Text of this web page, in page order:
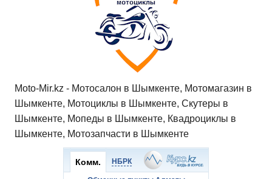
Moto-Mir.kz - Мотосалон в Шымкенте, Мотомагазин в
Шымкенте, Мотоциклы в Шымкенте, Скутеры в
Шымкенте, Мопеды в Шымкенте, Квадроциклы в
Шымкенте, Мотозапчасти в Шымкенте